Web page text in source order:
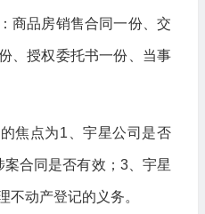
商品房销售合同一份、交
、授权委托书一份、当事
焦点为1、宇星公司是否
合同是否有效；3、宇星
不动产登记的义务。